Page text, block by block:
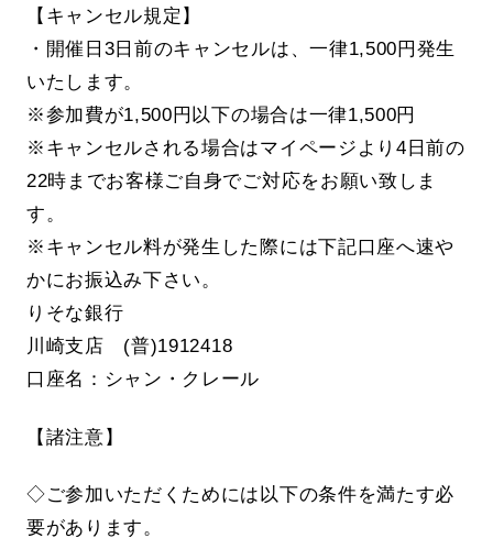
【キャンセル規定】
・開催日3日前のキャンセルは、一律1,500円発生
いたします。
※参加費が1,500円以下の場合は一律1,500円
※キャンセルされる場合はマイページより4日前の
22時までお客様ご自身でご対応をお願い致しま
す。
※キャンセル料が発生した際には下記口座へ速や
かにお振込み下さい。
りそな銀行
川崎支店 (普)1912418
口座名：シャン・クレール
【諸注意】
◇ご参加いただくためには以下の条件を満たす必
要があります。